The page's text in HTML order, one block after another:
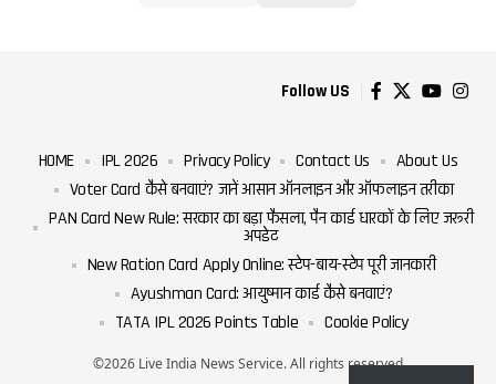
Follow US
©2026 Live India News Service. All rights reserved
HOME IPL 2026 Privacy Policy Contact Us
About Us
Voter Card कैसे बनवाएं? जानें आसान ऑनलाइन और ऑफलाइन तरीका
PAN Card New Rule: सरकार का बड़ा फैसला, पैन कार्ड धारकों के लिए जरूरी
अपडेट
New Ration Card Apply Online: स्टेप-बाय-स्टेप पूरी जानकारी
Ayushman Card: आयुष्मान कार्ड कैसे बनवाएं?
TATA IPL 2026 Points Table
Cookie Policy